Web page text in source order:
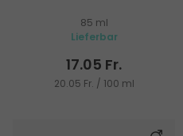
85 ml
Lieferbar
17.05 Fr.
20.05 Fr. / 100 ml